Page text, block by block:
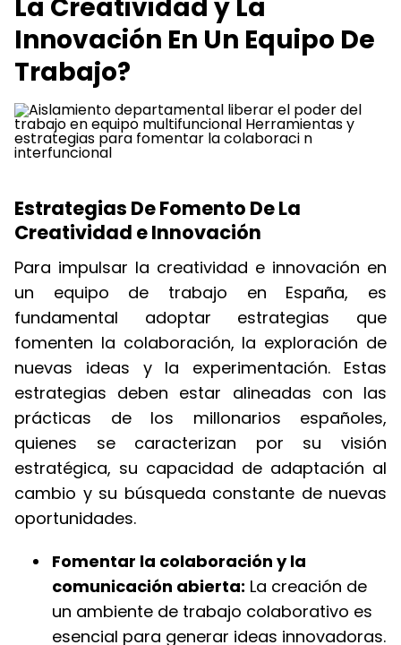
La Creatividad y La
Innovación En Un Equipo De
Trabajo?
Estrategias De Fomento De La
Creatividad e Innovación
Para impulsar la creatividad e innovación en
un equipo de trabajo en España, es
fundamental adoptar estrategias que
fomenten la colaboración, la exploración de
nuevas ideas y la experimentación. Estas
estrategias deben estar alineadas con las
prácticas de los millonarios españoles,
quienes se caracterizan por su visión
estratégica, su capacidad de adaptación al
cambio y su búsqueda constante de nuevas
oportunidades.
Fomentar la colaboración y la
comunicación abierta: La creación de
un ambiente de trabajo colaborativo es
esencial para generar ideas innovadoras.